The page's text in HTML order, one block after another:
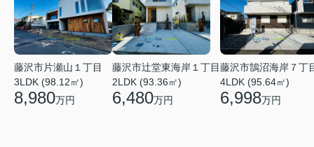
藤沢市片瀬山１丁目
3LDK (98.12㎡)
8,980万円
藤沢市辻堂東海岸１丁目
2LDK (93.36㎡)
6,480万円
藤沢市鵠沼海岸７丁
4LDK (95.64㎡)
6,998万円